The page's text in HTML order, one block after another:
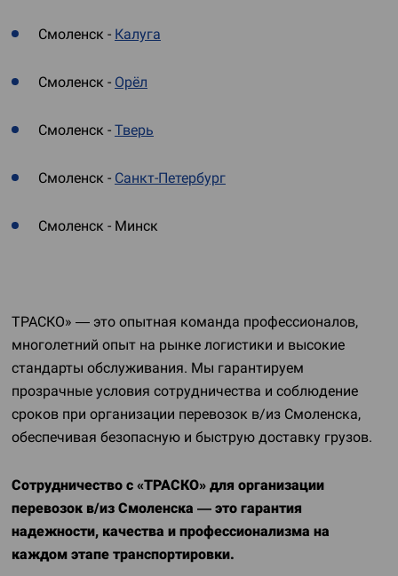
Смоленск - Калуга
Смоленск - Орёл
Смоленск - Тверь
Смоленск - Санкт-Петербург
Смоленск - Минск
ТРАСКО» — это опытная команда профессионалов,
многолетний опыт на рынке логистики и высокие
стандарты обслуживания. Мы гарантируем
прозрачные условия сотрудничества и соблюдение
сроков при организации перевозок в/из Смоленска,
обеспечивая безопасную и быструю доставку грузов.
Сотрудничество с «ТРАСКО» для организации
перевозок в/из Смоленска — это гарантия
надежности, качества и профессионализма на
каждом этапе транспортировки.